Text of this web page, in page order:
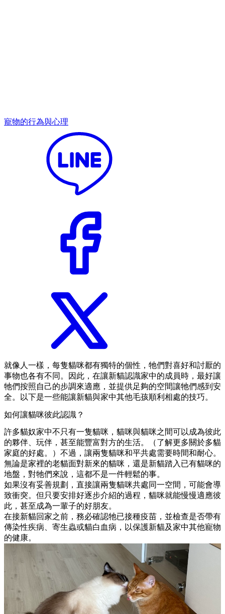
寵物的行為與心理
就像人一樣，每隻貓咪都有獨特的個性，牠們對喜好和討厭的
事物也各有不同。因此，在讓新貓認識家中的成員時，最好讓
牠們按照自己的步調來適應，並提供足夠的空間讓牠們感到安
全。以下是一些能讓新貓與家中其他毛孩順利相處的技巧。
如何讓貓咪彼此認識？
許多貓奴家中不只有一隻貓咪，貓咪與貓咪之間可以成為彼此
的夥伴、玩伴，甚至能豐富對方的生活。（了解更多關於多貓
家庭的好處。）不過，讓兩隻貓咪和平共處需要時間和耐心。
無論是家裡的老貓面對新來的貓咪，還是新貓踏入已有貓咪的
地盤，對牠們來說，這都不是一件輕鬆的事。
如果沒有妥善規劃，直接讓兩隻貓咪共處同一空間，可能會導
致衝突。但只要安排好逐步介紹的過程，貓咪就能慢慢適應彼
此，甚至成為一輩子的好朋友。
在接新貓回家之前，務必確認牠已接種疫苗，並檢查是否帶有
傳染性疾病、寄生蟲或貓白血病，以保護新貓及家中其他寵物
的健康。